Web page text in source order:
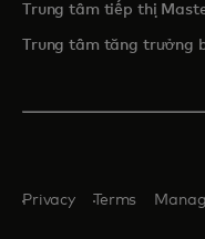
Trung tâm tiếp thị
Trung tâm tăng trưởng
Privacy Terms